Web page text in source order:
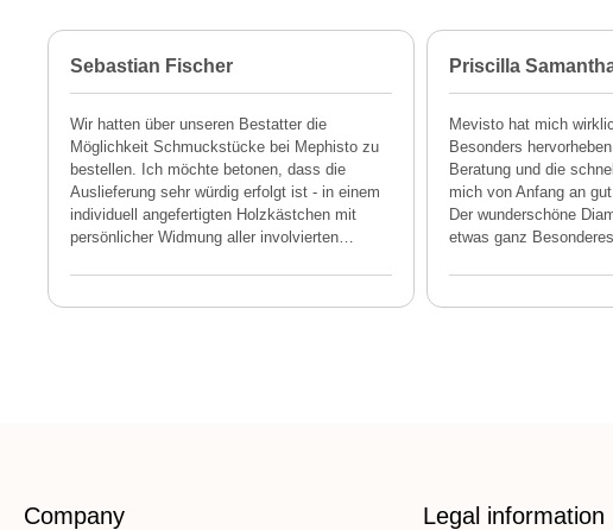
Sebastian Fischer
Wir hatten über unseren Bestatter die
Möglichkeit Schmuckstücke bei Mephisto zu
bestellen. Ich möchte betonen, dass die
Auslieferung sehr würdig erfolgt ist - in einem
individuell angefertigten Holzkästchen mit
persönlicher Widmung aller involvierten
Priscilla
Mevisto hat mich
Besonders
Beratung und die
mich von Anfang an
Der wunderschöne
etwas ganz
Company Legal information